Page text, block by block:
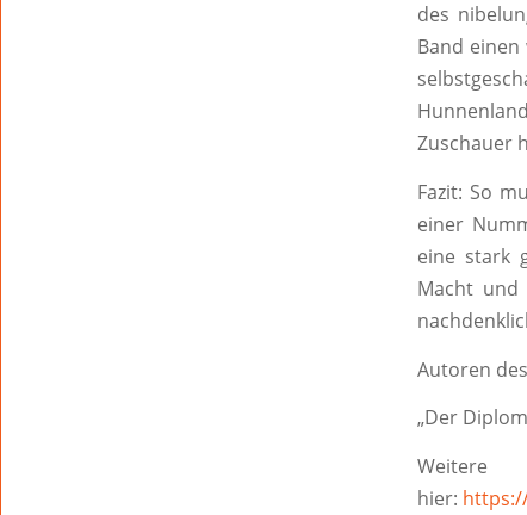
des
Band
Zuschauer
Fazit: So
einer
eine stark
Macht und
Autoren
„Der
hier: